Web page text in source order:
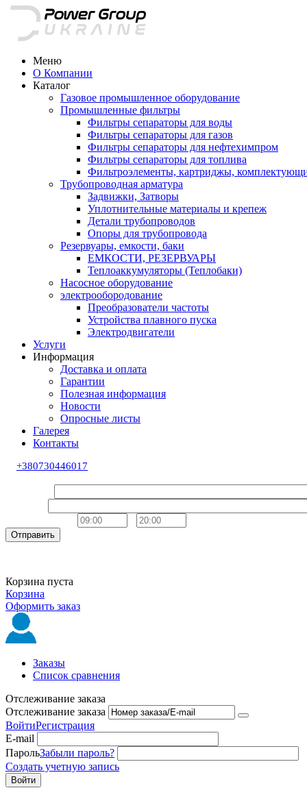
Меню
О Компании
Каталог
Газовое промышленное оборудование
Промышленные фильтры
Фильтры сепараторы для воды
Фильтры сепараторы для газов
Фильтры сепараторы для нефтехимпром
Фильтры сепараторы для топлива
Фильтроэлементы, картриджы,
Трубопроводная арматура
Задвижки, Затворы
Уплотнительные материалы и крепеж
Детали трубопроводов
Опоры для трубопровода
Резервуары, емкости, баки
ЕМКОСТИ, РЕЗЕРВУАРЫ
Теплоаккумуляторы (Теплобаки)
Насосное оборудование
электрообородование
Преобразователи частоты
Устройства плавного пуска
Электродвигатели
Услуги
Информация
Доставка и оплата
Гарантии
Полезная информация
Новости
Опросные листы
Галерея
Контакты
+380730446017
Отправить
Корзина пуста
Корзина
Оформить заказ
Заказы
Список сравнения
Отслеживание заказа
Отслеживание заказа
ВойтиРегистрация
E-mail
ПарольЗабыли пароль?
Создать учетную запись
Войти